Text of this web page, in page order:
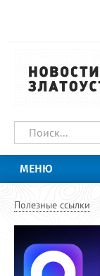
МЕНЮ
Полезные ссылки